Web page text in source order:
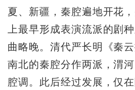
夏、新疆，秦腔遍地开花
上最早形成表演流派的剧
曲略晚。清代严长明《秦
南北的秦腔分作两派，渭
腔调。此后经过发展，仅